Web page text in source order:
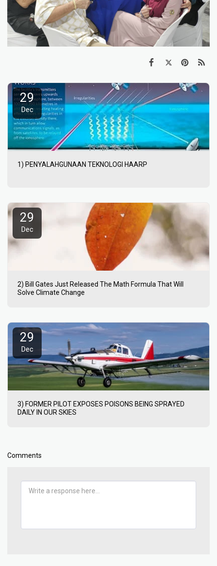
29
Dec
1) PENYALAHGUNAAN TEKNOLOGI HAARP
29
Dec
2) Bill Gates Just Released The Math Formula That Will
Solve Climate Change
29
Dec
3) FORMER PILOT EXPOSES POISONS BEING SPRAYED
DAILY IN OUR SKIES
Comments